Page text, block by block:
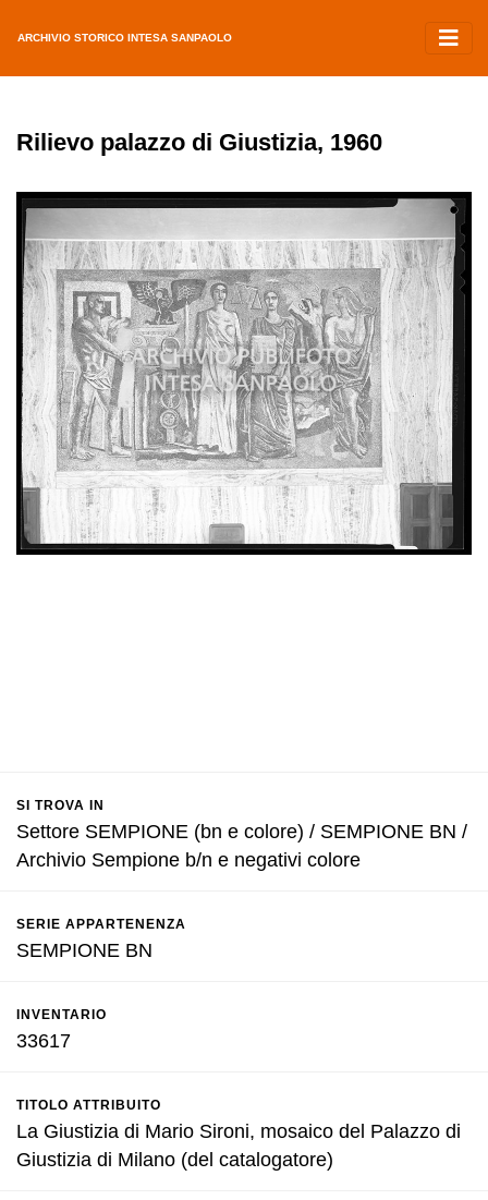
ARCHIVIO STORICO INTESA SANPAOLO
Rilievo palazzo di Giustizia, 1960
SI TROVA IN
Settore SEMPIONE (bn e colore) / SEMPIONE BN /
Archivio Sempione b/n e negativi colore
SERIE APPARTENENZA
SEMPIONE BN
INVENTARIO
33617
TITOLO ATTRIBUITO
La Giustizia di Mario Sironi, mosaico del Palazzo di
Giustizia di Milano (del catalogatore)